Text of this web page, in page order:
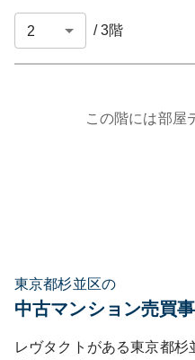
/3階
この階には部屋
東京都杉並区の
中古マンション売買
レヴタクト がある東京都杉